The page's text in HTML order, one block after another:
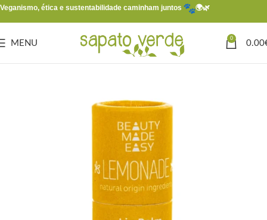
Veganismo, ética e sustentabilidade caminham juntos 🌍🌿
MENU
0
0.00